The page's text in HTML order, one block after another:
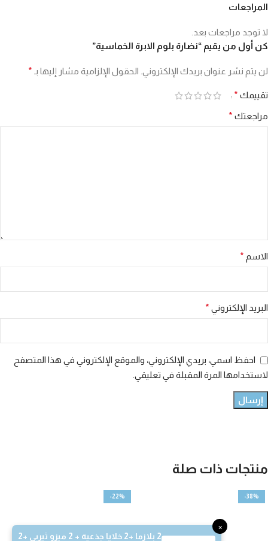
×
2 بلازما +2 خلايا جذعية + 2 ميزو ثيربي +2
المراجعات
لا توجد مراجعات بعد.
كن أول من يقيم “نضارة بلوم الابرة الخماسية”
لن يتم نشر عنوان بريدك الإلكتروني. الحقول الإلزامية مشار إليها بـ *
تقييمك *
مراجعتك *
الاسم *
البريد الإلكتروني *
احفظ اسمي، بريدي الإلكتروني، والموقع الإلكتروني في هذا المتصفح
لاستخدامها المرة المقبلة في تعليقي.
منتجات ذات صلة
-38%
-22%